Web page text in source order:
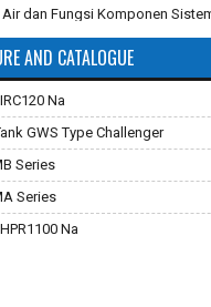
dan Fungsi Komponen
Karbon Aktif
Karet Membran Pressure
Osmosis dan Cara Kerjanya
Zat Besi Pada Air
Membran Pada
AND CATALOGUE
Na
GWS Type Challenger
Series
Series
Na